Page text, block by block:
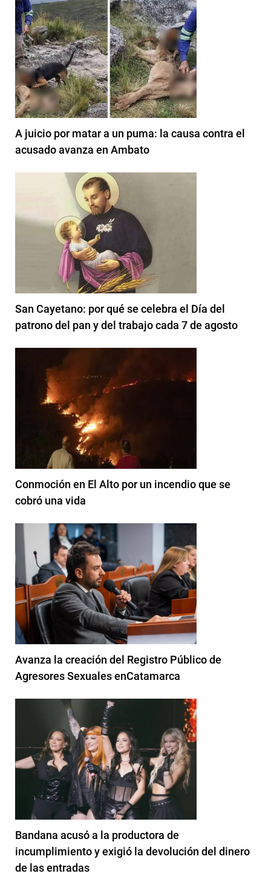
A juicio por matar a un puma: la causa contra el
acusado avanza en Ambato
San Cayetano: por qué se celebra el Día del
patrono del pan y del trabajo cada 7 de agosto
Conmoción en El Alto por un incendio que se
cobró una vida
Avanza la creación del Registro Público de
Agresores Sexuales enCatamarca
Bandana acusó a la productora de
incumplimiento y exigió la devolución del dinero
de las entradas